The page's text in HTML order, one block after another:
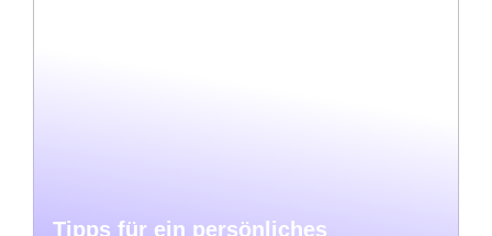
Tipps für ein persönliches